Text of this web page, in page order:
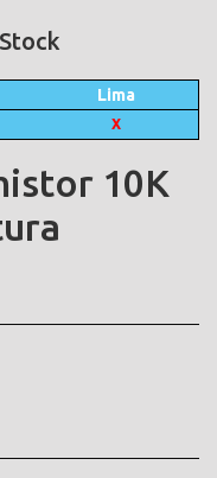
Lima
X
10K